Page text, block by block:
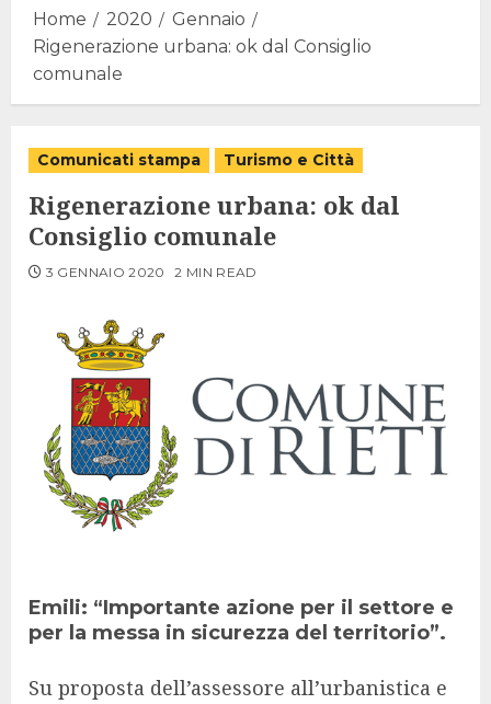
Home 2020
Gennaio
Rigenerazione urbana: ok dal Consiglio
comunale
Comunicati stampa Turismo e Città
Rigenerazione urbana: ok dal
Consiglio comunale
3 GENNAIO 2020 2 MIN READ
Emili: “Importante azione per il settore e
per la messa in sicurezza del territorio”.
Su proposta dell’assessore all’urbanistica e